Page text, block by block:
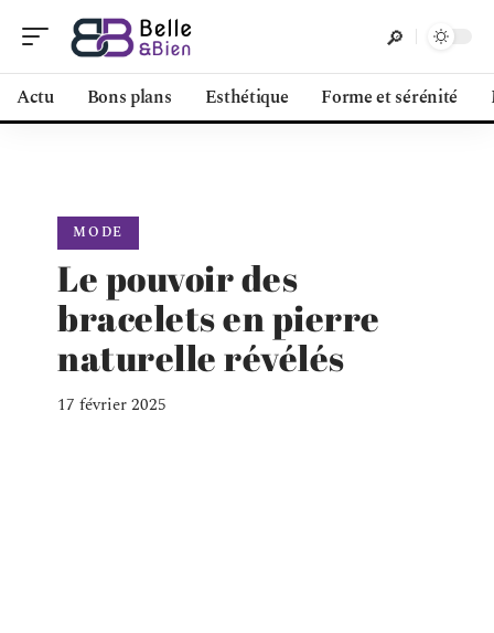
Actu Bons plans Esthétique Forme et sérénité
MODE
Le pouvoir des
bracelets en pierre
naturelle révélés
17 février 2025